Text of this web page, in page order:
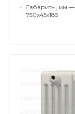
•
Габариты, мм —
750x45x185